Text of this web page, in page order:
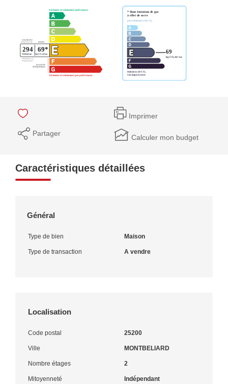
Imprimer
Partager Calculer mon budget
Caractéristiques détaillées
Général
Type de bien Maison
Type de transaction A vendre
Localisation
Code postal 25200
Ville MONTBELIARD
Nombre étages 2
Mitoyenneté Indépendant